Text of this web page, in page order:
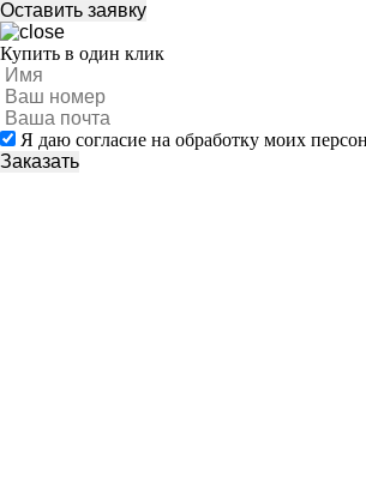
Купить в один клик
Я даю согласие на обработку моих